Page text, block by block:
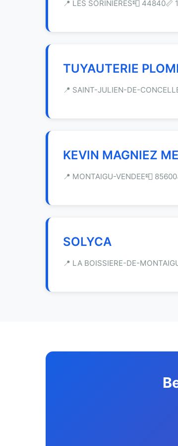
📍 LES SORINIERES📮 44840📏
TUYAUTERIE
📍 SAINT-JULIEN-DE-
KEVIN MAGNIEZ
📍 MONTAIGU-VENDEE📮 85600
SOLYCA
📍 LA BOISSIERE-DE-